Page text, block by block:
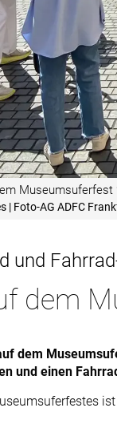
Museumsuferfest
| Foto-AG ADFC
und
dem
dem
und einen